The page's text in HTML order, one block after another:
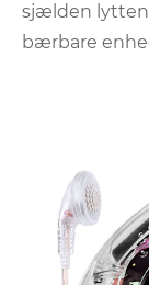
sjælden
bærbare